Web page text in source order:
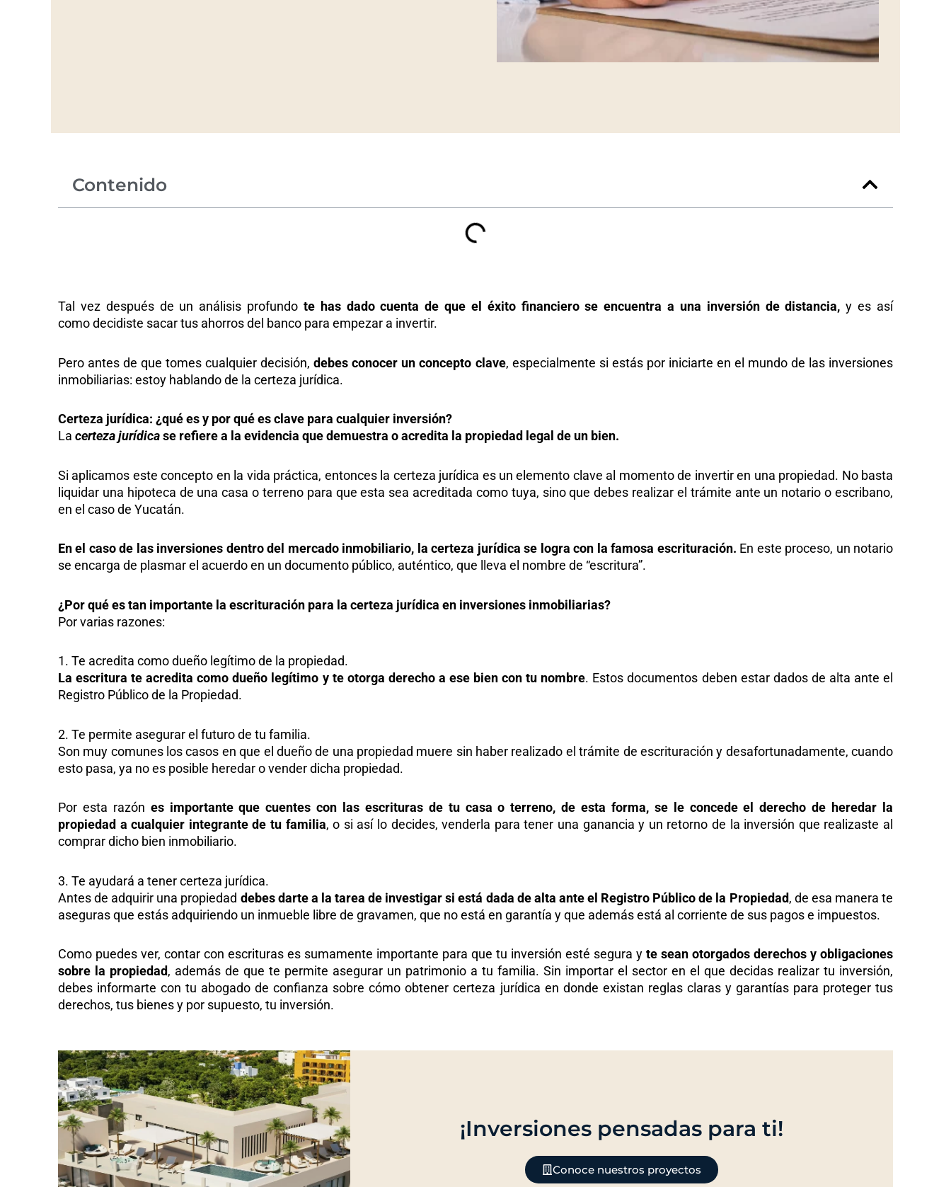
Contenido
Tal vez después de un análisis profundo te has dado cuenta de que el éxito financiero se encuentra a una inversión de distancia, y es así
como decidiste sacar tus ahorros del banco para empezar a invertir.
Pero antes de que tomes cualquier decisión,debes conocer un concepto clave, especialmente si estás por iniciarte en el mundo de las inversiones
inmobiliarias: estoy hablando de la certeza jurídica.
Certeza jurídica: ¿qué es y por qué es clave para cualquier inversión?
La certeza jurídicase refiere a la evidencia que demuestra o acredita la propiedad legal de un bien.
Si aplicamos este concepto en la vida práctica, entonces la certeza jurídica es un elemento clave al momento de invertir en una propiedad. No basta
liquidar una hipoteca de una casa o terreno para que esta sea acreditada como tuya, sino que debes realizar el trámite ante un notario o escribano,
en el caso de Yucatán.
En el caso de las inversiones dentro del mercado inmobiliario, la certeza jurídica se logra con la famosa escrituración. En este proceso, un notario
se encarga de plasmar el acuerdo en un documento público, auténtico, que lleva el nombre de “escritura”.
¿Por qué es tan importante la escrituración para la certeza jurídica en inversiones inmobiliarias?
Por varias razones:
1. Te acredita como dueño legítimo de la propiedad.
La escritura te acredita como dueño legítimo y te otorga derecho a ese bien con tu nombre. Estos documentos deben estar dados de alta ante el
Registro Público de la Propiedad.
2. Te permite asegurar el futuro de tu familia.
Son muy comunes los casos en que el dueño de una propiedad muere sin haber realizado el trámite de escrituración y desafortunadamente, cuando
esto pasa, ya no es posible heredar o vender dicha propiedad.
Por esta razón es importante que cuentes con las escrituras de tu casa o terreno, de esta forma, se le concede el derecho de heredar la
propiedad a cualquier integrante de tu familia, o si así lo decides, venderla para tener una ganancia y un retorno de la inversión que realizaste al
comprar dicho bien inmobiliario.
3. Te ayudará a tener certeza jurídica.
Antes de adquirir una propiedad debes darte a la tarea de investigar si está dada de alta ante el Registro Público de la Propiedad, de esa manera te
aseguras que estás adquiriendo un inmueble libre de gravamen, que no está en garantía y que además está al corriente de sus pagos e impuestos.
Como puedes ver, contar con escrituras es sumamente importante para que tu inversión esté segura y te sean otorgados derechos y obligaciones
sobre la propiedad, además de que te permite asegurar un patrimonio a tu familia. Sin importar el sector en el que decidas realizar tu inversión,
debes informarte con tu abogado de confianza sobre cómo obtener certeza jurídica en donde existan reglas claras y garantías para proteger tus
derechos, tus bienes y por supuesto, tu inversión.
¡Inversiones pensadas para ti!
Conoce nuestros proyectos